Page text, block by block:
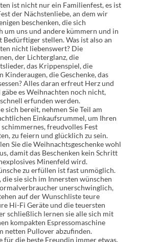
ist nicht nur ein Familienfest, es ist
der Nächstenliebe, an dem wir
beschenken, die sich
um uns und andere kümmern und in
Bedürftiger stellen. Was ist also an
nicht liebenswert? Die
der Lichterglanz, die
das Krippenspiel, die
Kinderaugen, die Geschenke, das
Alles daran erfreut Herz und
gäbe es Weihnachten noch nicht,
schnell erfunden werden.
sich bereit, nehmen Sie Teil am
Einkaufsrummel, um Ihren
schimmernes, freudvolles Fest
zu feiern und glücklich zu sein.
Sie die Weihnachtsgeschenke wohl
damit das Beschenken kein Schritt
Minenfeld wird.
zu erfüllen ist fast unmöglich.
die sie sich im Innersten wünschen
unerschwinglich,
auf der Wunschliste teure
Hi-Fi Geräte und die teuersten
schließlich lernen sie alle sich mit
kompakten Espressomaschine
netten Pullover abzufinden.
für die beste Freundin immer etwas,